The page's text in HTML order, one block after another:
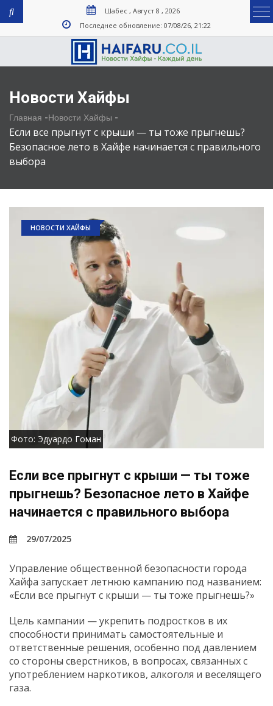
Шабес , Август 8 , 2026
Последнее обновление: 07/08/26, 21:22
Новости Хайфы
Главная -Новости Хайфы -
Если все прыгнут с крыши — ты тоже прыгнешь?
Безопасное лето в Хайфе начинается с правильного
выбора
НОВОСТИ ХАЙФЫ
Фото: Эдуардо Гоман
Если все прыгнут с крыши — ты тоже
прыгнешь? Безопасное лето в Хайфе
начинается с правильного выбора
29/07/2025
Управление общественной безопасности города
Хайфа запускает летнюю кампанию под названием:
«Если все прыгнут с крыши — ты тоже прыгнешь?»
Цель кампании — укрепить подростков в их
способности принимать самостоятельные и
ответственные решения, особенно под давлением
со стороны сверстников, в вопросах, связанных с
употреблением наркотиков, алкоголя и веселящего
газа.